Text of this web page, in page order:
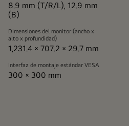
8.9 mm (T/R/L), 12.9 mm
(B)
Dimensiones del monitor (ancho x
alto x profundidad)
1,231.4 × 707.2 × 29.7 mm
Interfaz de montaje estándar VESA
300 × 300 mm